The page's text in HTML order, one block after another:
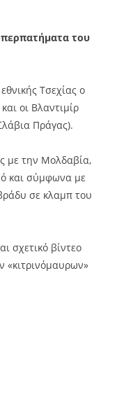
του
Τσεχίας ο
οι Βλαντιμίρ
Πράγας).
με την Μολδαβία,
και σύμφωνα με
σε κλαμπ του
σχετικό βίντεο
«κιτρινόμαυρων»